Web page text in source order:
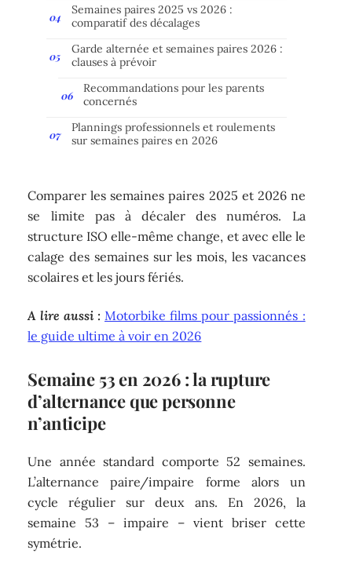
Semaines paires 2025 vs 2026 :
comparatif des décalages
Garde alternée et semaines paires 2026 :
clauses à prévoir
Recommandations pour les parents
concernés
Plannings professionnels et roulements
sur semaines paires en 2026
Comparer les semaines paires 2025 et 2026 ne
se limite pas à décaler des numéros. La
structure ISO elle-même change, et avec elle le
calage des semaines sur les mois, les vacances
scolaires et les jours fériés.
A lire aussi : Motorbike films pour passionnés :
le guide ultime à voir en 2026
Semaine 53 en 2026 : la rupture
d’alternance que personne
n’anticipe
Une année standard comporte 52 semaines.
L’alternance paire/impaire forme alors un
cycle régulier sur deux ans. En 2026, la
semaine 53 – impaire – vient briser cette
symétrie.